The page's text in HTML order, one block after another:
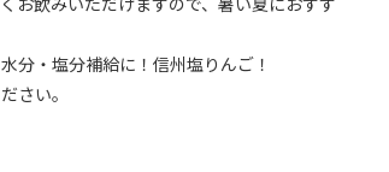
分・塩分補給に！信州塩りんご！
さい。